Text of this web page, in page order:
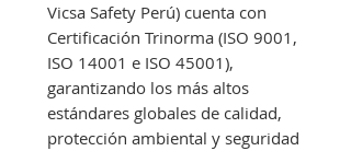
Vicsa Safety Perú) cuenta con
Certificación Trinorma (ISO 9001,
ISO 14001 e ISO 45001),
garantizando los más altos
estándares globales de calidad,
protección ambiental y seguridad